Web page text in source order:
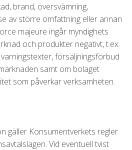
brand, översvämning,
av större omfattning eller annan
majeure ingår myndighets
och produkter negativt, t.ex.
försäljningsförbud
samt om bolaget
som påverkar verksamheten.
gäller Konsumentverkets regler
Vid eventuell tvist